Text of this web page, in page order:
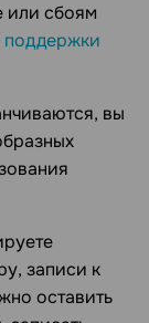
или сбоям
вы
записи к
оставить